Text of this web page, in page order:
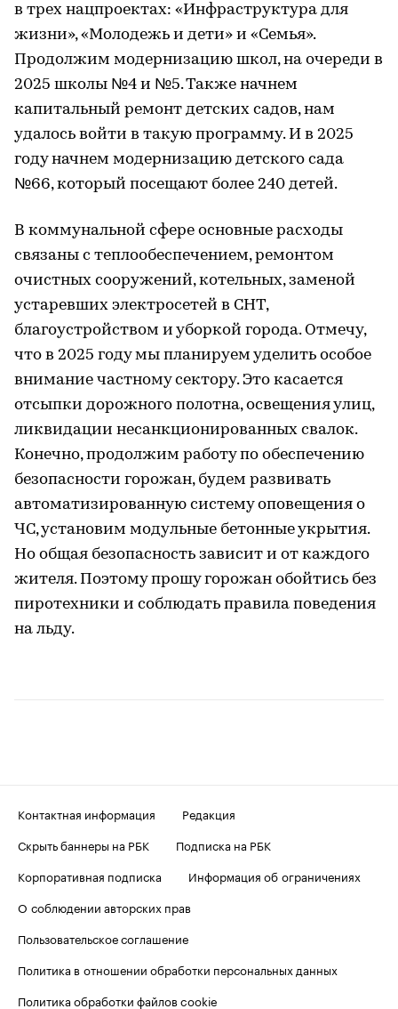
в трех нацпроектах: «Инфраструктура для
жизни», «Молодежь и дети» и «Семья».
Продолжим модернизацию школ, на очереди в
2025 школы №4 и №5. Также начнем
капитальный ремонт детских садов, нам
удалось войти в такую программу. И в 2025
году начнем модернизацию детского сада
№66, который посещают более 240 детей.
В коммунальной сфере основные расходы
связаны с теплообеспечением, ремонтом
очистных сооружений, котельных, заменой
устаревших электросетей в СНТ,
благоустройством и уборкой города. Отмечу,
что в 2025 году мы планируем уделить особое
внимание частному сектору. Это касается
отсыпки дорожного полотна, освещения улиц,
ликвидации несанкционированных свалок.
Конечно, продолжим работу по обеспечению
безопасности горожан, будем развивать
автоматизированную систему оповещения о
ЧС, установим модульные бетонные укрытия.
Но общая безопасность зависит и от каждого
жителя. Поэтому прошу горожан обойтись без
пиротехники и соблюдать правила поведения
на льду.
Контактная информация
Редакция
Скрыть баннеры на РБК
Подписка на РБК
Корпоративная подписка
Информация об ограничениях
О соблюдении авторских прав
Пользовательское соглашение
Политика в отношении обработки персональных данных
Политика обработки файлов cookie